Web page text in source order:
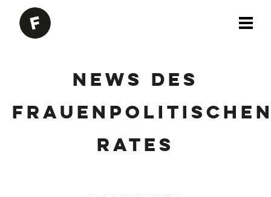
News des
Rates